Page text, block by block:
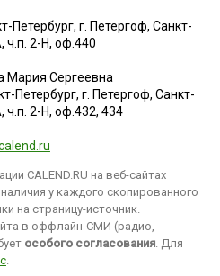
Петербург, г. Петергоф, Санкт-
ч.п. 2-Н, оф.440
Мария Сергеевна
Петербург, г. Петергоф, Санкт-
ч.п. 2-Н, оф.432, 434
CALEND.RU на веб-сайтах
у каждого скопированного
на страницу-источник.
в оффлайн-СМИ (радио,
особого согласования. Для
.